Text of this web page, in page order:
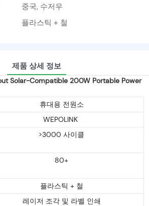
중국, 수저우
플라스틱 + 철
제품 상세 정보
Solar-Compatible 200W Portable Power
휴대용 전원소
WEPOLINK
>3000 사이클
80+
플라스틱 + 철
레이저 조각 및 라벨 인쇄